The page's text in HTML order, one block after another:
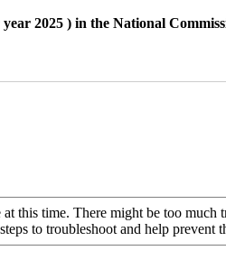
2025 ) in the National